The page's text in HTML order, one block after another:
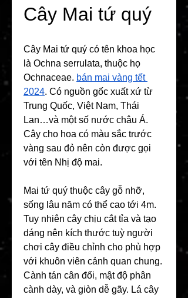
Cây Mai tứ quý
Cây Mai tứ quý có tên khoa học
là Ochna serrulata, thuộc họ
Ochnaceae. bán mai vàng tết
2024. Có nguồn gốc xuất xứ từ
Trung Quốc, Việt Nam, Thái
Lan…và một số nước châu Á.
Cây cho hoa có màu sắc trước
vàng sau đỏ nên còn được gọi
với tên Nhị độ mai.
Mai tứ quý thuộc cây gỗ nhỡ,
sống lâu năm có thể cao tới 4m.
Tuy nhiên cây chịu cắt tỉa và tạo
dáng nên kích thước tuỳ người
chơi cây điều chỉnh cho phù hợp
với khuôn viên cảnh quan chung.
Cành tán cân đối, mật độ phân
cành dày, và giòn dễ gãy. Lá cây